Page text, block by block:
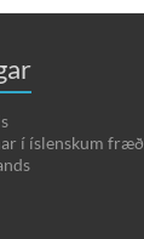
í íslenskum